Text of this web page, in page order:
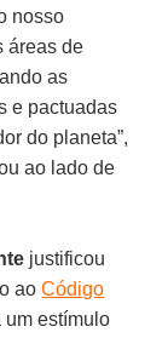
nosso
áreas de
as
e pactuadas
do planeta”,
ao lado de
justificou
aoCódigo
um estímulo